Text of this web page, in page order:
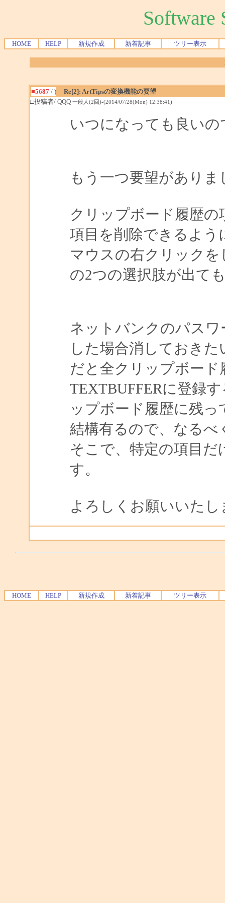
Software
HOME HELP 新規作成 新着記事 ツリー表示
■5687/ )
Re[2]: ArtTipsの変換機能の要望
□投稿者/ QQQ 一般人(2回)-(2014/07/28(Mon) 12:38:41)
いつになっても良い
もう一つ要望がありま
クリップボード履歴
項目を削除できるよ
マウスの右クリックを
の2つの選択肢が出て
ネットバンクのパス
した場合消しておき
だと全クリップボー
TEXTBUFFERに登録
ップボード履歴に残
結構有るので、なるべ
そこで、特定の項目
す。
よろしくお願いいたし
HOME HELP 新規作成 新着記事 ツリー表示